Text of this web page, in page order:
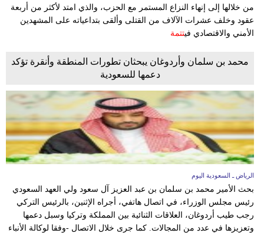
أخبار
تعليم
مرأة
علوم
وتكنولوجيا
بيئة
مدوَّنات
أبراج
من خلالها إلى إنهاء النزاع المستمر مع الحزب، والذي امتد لأكثر من أربعة
عقود وخلف عشرات الآلاف من القتلى وألقى بتداعياته على المشهدين
الأمني والاقتصادي فيتتمة
محمد بن سلمان وأردوغان يبحثان تطورات المنطقة وأنقرة تؤكد
دعمها للسعودية
الرياض ـ السعودية اليوم
بحث الأمير محمد بن سلمان بن عبد العزيز آل سعود ولي العهد السعودي
رئيس مجلس الوزراء، في اتصال هاتفي، أجراه الإثنين، بالرئيس التركي
رجب طيب أردوغان، العلاقات الثنائية بين المملكة وتركيا وسبل دعمها
وتعزيزها في عدد من المجالات. كما جرى خلال الاتصال -وفقا لوكالة الأنباء